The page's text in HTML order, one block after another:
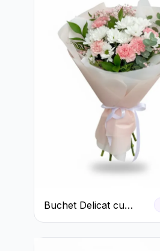
Buchet Delicat cu
Garoafe Roz și